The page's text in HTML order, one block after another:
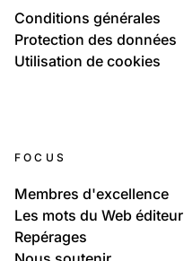
Conditions générales
Protection des données
Utilisation de cookies
FOCUS
Membres d'excellence
Les mots du Web éditeur
Repérages